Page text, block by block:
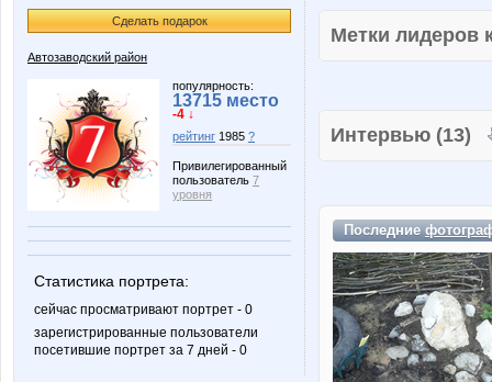
Сделать подарок
Автозаводский район
популярность:
13715 место
-4 ↓
рейтинг 1985 ?
Привилегированный
пользователь 7
уровня
Статистика портрета:
сейчас просматривают портрет - 0
зарегистрированные пользователи
посетившие портрет за 7 дней - 0
Метки
Интервью (13)
Последние